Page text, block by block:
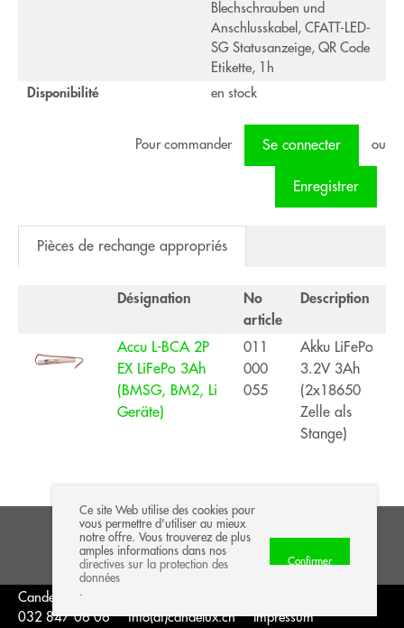
Blechschrauben und
Anschlusskabel, CFATT-LED-
SG Statusanzeige, QR Code
Etikette, 1h
Disponibilité
en stock
Pour commander Se connecter ou
Enregistrer
Pièces de rechange appropriés
Désignation
No
article
Description
Accu L-BCA 2P
EX LiFePo 3Ah
(BMSG, BM2, Li
Geräte)
011
000
055
Akku LiFePo
3.2V 3Ah
(2x18650
Zelle als
Stange)
Candelux SA
032 847 06 06
info(at)candelux.ch Impressum
Ce site Web utilise des cookies pour
vous permettre d'utiliser au mieux
notre offre. Vous trouverez de plus
amples informations dans nos
directives sur la protection des
données
.
Confirmer